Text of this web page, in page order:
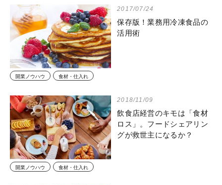
2017/07/24
保存版！業務用冷凍食品の
活用術
開業ノウハウ 食材・仕入れ
2018/11/09
飲食店経営のキモは「食材
ロス」。フードシェアリン
グが救世主になるか？
開業ノウハウ 食材・仕入れ